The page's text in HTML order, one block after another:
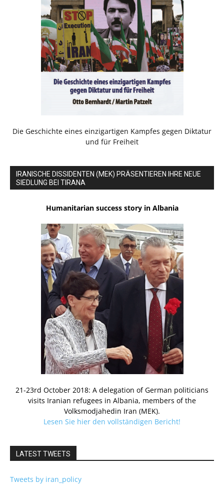
Die Geschichte eines einzigartigen Kampfes gegen Diktatur
und für Freiheit
IRANISCHE DISSIDENTEN (MEK) PRÄSENTIEREN IHRE NEUE
SIEDLUNG BEI TIRANA
Humanitarian success story in Albania
21-23rd October 2018: A delegation of German politicians
visits Iranian refugees in Albania, members of the
Volksmodjahedin Iran (MEK).
Lesen Sie hier den vollständigen Bericht!
LATEST TWEETS
Tweets by iran_policy